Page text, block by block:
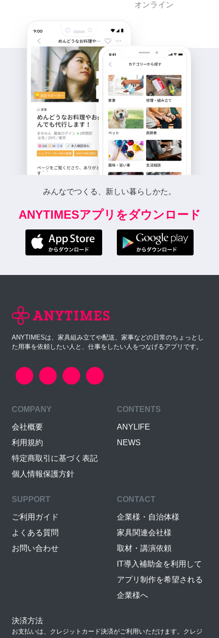
オンライン
みんなでつくる、新しい暮らしかた。
ANYTIMESアプリをダウンロード
ANYTIMESは、家具組み立てや配送、家事などの日常のちょっとし
た用事を依頼したい人と、仕事をしたい人をつなげるアプリです。
COMPANY
会社概要
利用規約
特定商取引に基づく表記
個人情報保護方針
CONTENTS
ANYLIFE
NEWS
SUPPORT
ご利用ガイド
よくある質問
お問い合わせ
CONTACT
企業様・自治体様
家具関連会社様
取材・講演依頼
IT導入補助金を利用して
アプリ制作を希望される
企業様へ
決済方法
お支払いは、クレジットカード決済がご利用いただけます。クレジ